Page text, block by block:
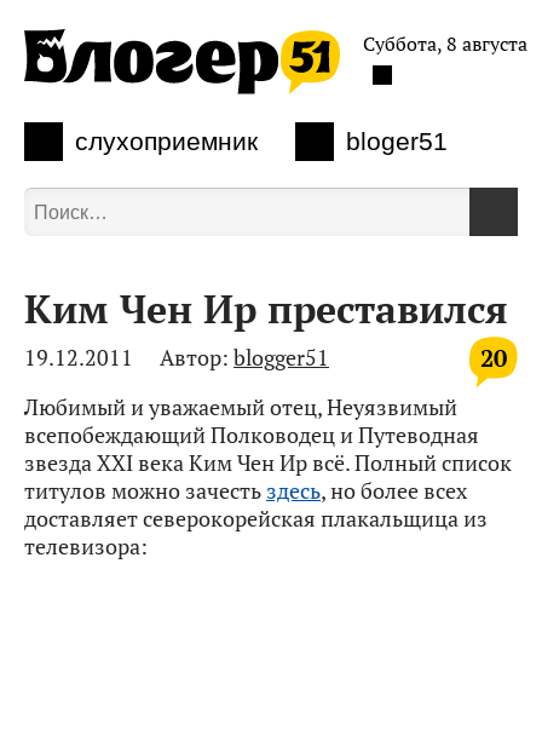
слухоприемник bloger51
Суббота, 8 августа
Ким Чен Ир преставился
20
19.12.2011 Автор: blogger51
Любимый и уважаемый отец, Неуязвимый
всепобеждающий Полководец и Путеводная
звезда XXI века Ким Чен Ир всё. Полный список
титулов можно зачесть здесь, но более всех
доставляет северокорейская плакальщица из
телевизора: